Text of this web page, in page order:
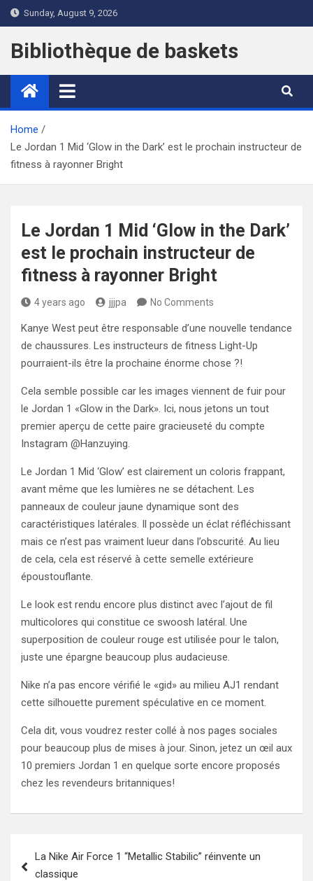
Skip
to
content
Sunday, August 9, 2026
Bibliothèque de baskets
Home
Le Jordan 1 Mid ‘Glow in the Dark’ est le prochain instructeur de
fitness à rayonner Bright
Le Jordan 1 Mid ‘Glow in the Dark’
est le prochain instructeur de
fitness à rayonner Bright
4 years ago jjjpa No Comments
Kanye West peut être responsable d’une nouvelle tendance
de chaussures. Les instructeurs de fitness Light-Up
pourraient-ils être la prochaine énorme chose ?!
Cela semble possible car les images viennent de fuir pour
le Jordan 1 «Glow in the Dark». Ici, nous jetons un tout
premier aperçu de cette paire gracieuseté du compte
Instagram @Hanzuying.
Le Jordan 1 Mid ‘Glow’ est clairement un coloris frappant,
avant même que les lumières ne se détachent. Les
panneaux de couleur jaune dynamique sont des
caractéristiques latérales. Il possède un éclat réfléchissant
mais ce n’est pas vraiment lueur dans l’obscurité. Au lieu
de cela, cela est réservé à cette semelle extérieure
époustouflante.
Le look est rendu encore plus distinct avec l’ajout de fil
multicolores qui constitue ce swoosh latéral. Une
superposition de couleur rouge est utilisée pour le talon,
juste une épargne beaucoup plus audacieuse.
Nike n’a pas encore vérifié le «gid» au milieu AJ1 rendant
cette silhouette purement spéculative en ce moment.
Cela dit, vous voudrez rester collé à nos pages sociales
pour beaucoup plus de mises à jour. Sinon, jetez un œil aux
10 premiers Jordan 1 en quelque sorte encore proposés
chez les revendeurs britanniques!
navigation
La Nike Air Force 1 “Metallic Stabilic” réinvente un
classique